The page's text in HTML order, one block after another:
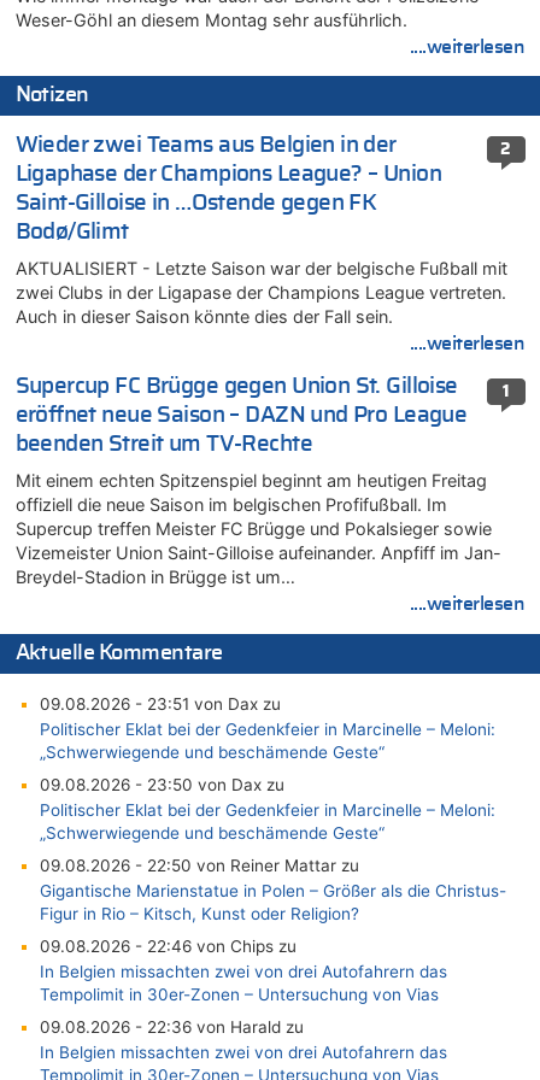
Weser-Göhl an diesem Montag sehr ausführlich.
....weiterlesen
Notizen
2
Wieder zwei Teams aus Belgien in der
Ligaphase der Champions League? – Union
Saint-Gilloise in …Ostende gegen FK
Bodø/Glimt
AKTUALISIERT - Letzte Saison war der belgische Fußball mit
zwei Clubs in der Ligapase der Champions League vertreten.
Auch in dieser Saison könnte dies der Fall sein.
....weiterlesen
1
Supercup FC Brügge gegen Union St. Gilloise
eröffnet neue Saison – DAZN und Pro League
beenden Streit um TV-Rechte
Mit einem echten Spitzenspiel beginnt am heutigen Freitag
offiziell die neue Saison im belgischen Profifußball. Im
Supercup treffen Meister FC Brügge und Pokalsieger sowie
Vizemeister Union Saint-Gilloise aufeinander. Anpfiff im Jan-
Breydel-Stadion in Brügge ist um…
....weiterlesen
Aktuelle Kommentare
09.08.2026 - 23:51 von Dax zu
Politischer Eklat bei der Gedenkfeier in Marcinelle – Meloni:
„Schwerwiegende und beschämende Geste“
09.08.2026 - 23:50 von Dax zu
Politischer Eklat bei der Gedenkfeier in Marcinelle – Meloni:
„Schwerwiegende und beschämende Geste“
09.08.2026 - 22:50 von Reiner Mattar zu
Gigantische Marienstatue in Polen – Größer als die Christus-
Figur in Rio – Kitsch, Kunst oder Religion?
09.08.2026 - 22:46 von Chips zu
In Belgien missachten zwei von drei Autofahrern das
Tempolimit in 30er-Zonen – Untersuchung von Vias
09.08.2026 - 22:36 von Harald zu
In Belgien missachten zwei von drei Autofahrern das
Tempolimit in 30er-Zonen – Untersuchung von Vias